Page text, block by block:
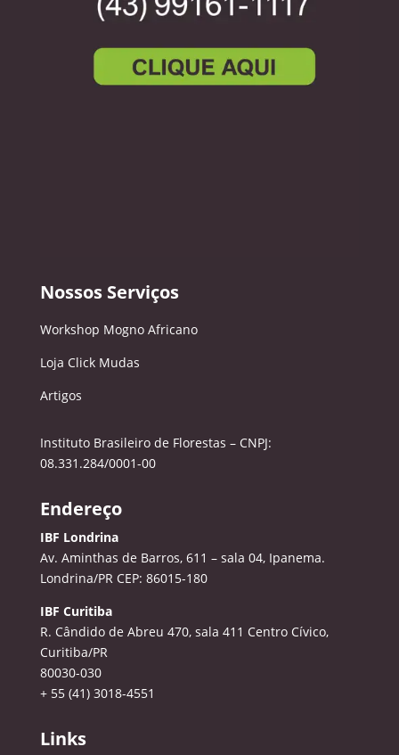
Nossos Serviços
Workshop Mogno Africano
Loja Click Mudas
Artigos
Instituto Brasileiro de Florestas – CNPJ:
08.331.284/0001-00
Endereço
IBF Londrina
Av. Aminthas de Barros, 611 – sala 04, Ipanema.
Londrina/PR CEP: 86015-180
IBF Curitiba
R. Cândido de Abreu 470, sala 411 Centro Cívico,
Curitiba/PR
80030-030
+ 55 (41) 3018-4551
Links